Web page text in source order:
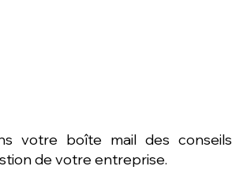
votre boîte mail des conseils
de votre entreprise.